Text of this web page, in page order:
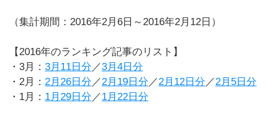
（集計期間：2016年2月6日～2016年2月12日）
【2016年のランキング記事のリスト】
・3月： 3月11日分 ／3月4日分
・2月： 2月26日分 ／2月19日分 ／2月12日分 ／2月5日分
・1月： 1月29日分 ／1月22日分